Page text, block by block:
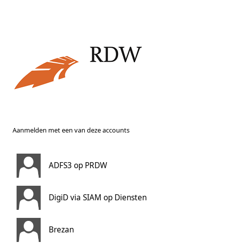
Aanmelden met een van deze accounts
ADFS3 op PRDW
DigiD via SIAM op Diensten
Brezan